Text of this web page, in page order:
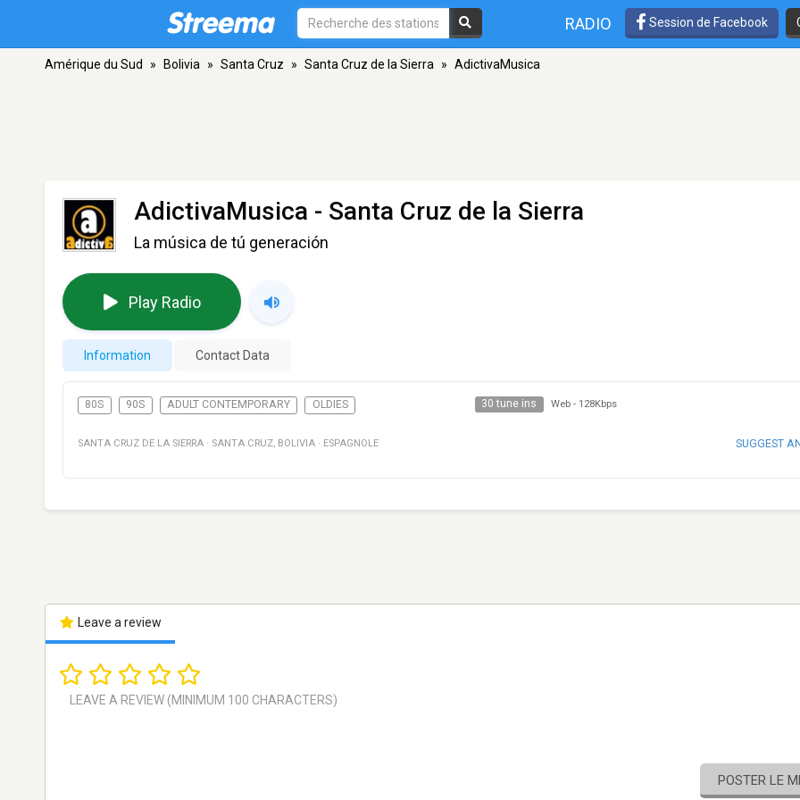
RADIO Session de Facebook
Amérique du Sud » Bolivia » Santa Cruz » Santa Cruz de la Sierra » AdictivaMusica
AdictivaMusica - Santa Cruz de la Sierra
La música de tú generación
Play Radio
Information Contact Data
80S 90S ADULT CONTEMPORARY OLDIES 30 tune ins Web - 128Kbps
SANTA CRUZ DE LA SIERRA · SANTA CRUZ, BOLIVIA · ESPAGNOLE SUGGEST
Leave a review
POSTER LE